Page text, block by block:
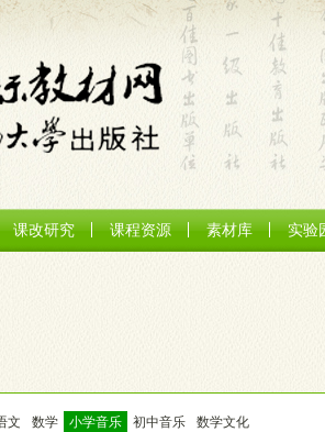
课改研究 课程资源 素材库 实验
文 数学 小学音乐 初中音乐 数学文化